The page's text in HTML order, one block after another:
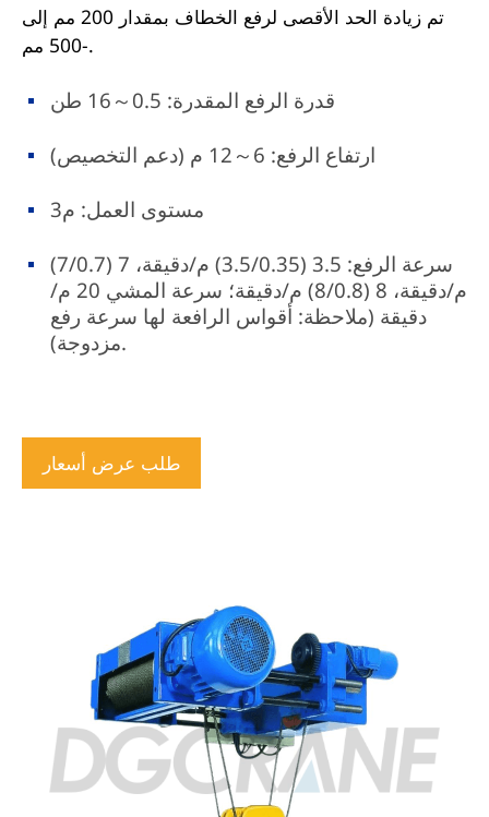
تم زيادة الحد الأقصى لرفع الخطاف بمقدار 200 مم إلى
-500 مم.
قدرة الرفع المقدرة: 0.5～16 طن
ارتفاع الرفع: 6～12 م (دعم التخصيص)
مستوى العمل: م3
سرعة الرفع: 3.5 (3.5/0.35) م/دقيقة، 7 (7/0.7)
م/دقيقة، 8 (8/0.8) م/دقيقة؛ سرعة المشي 20 م/
دقيقة (ملاحظة: أقواس الرافعة لها سرعة رفع
مزدوجة).
طلب عرض أسعار